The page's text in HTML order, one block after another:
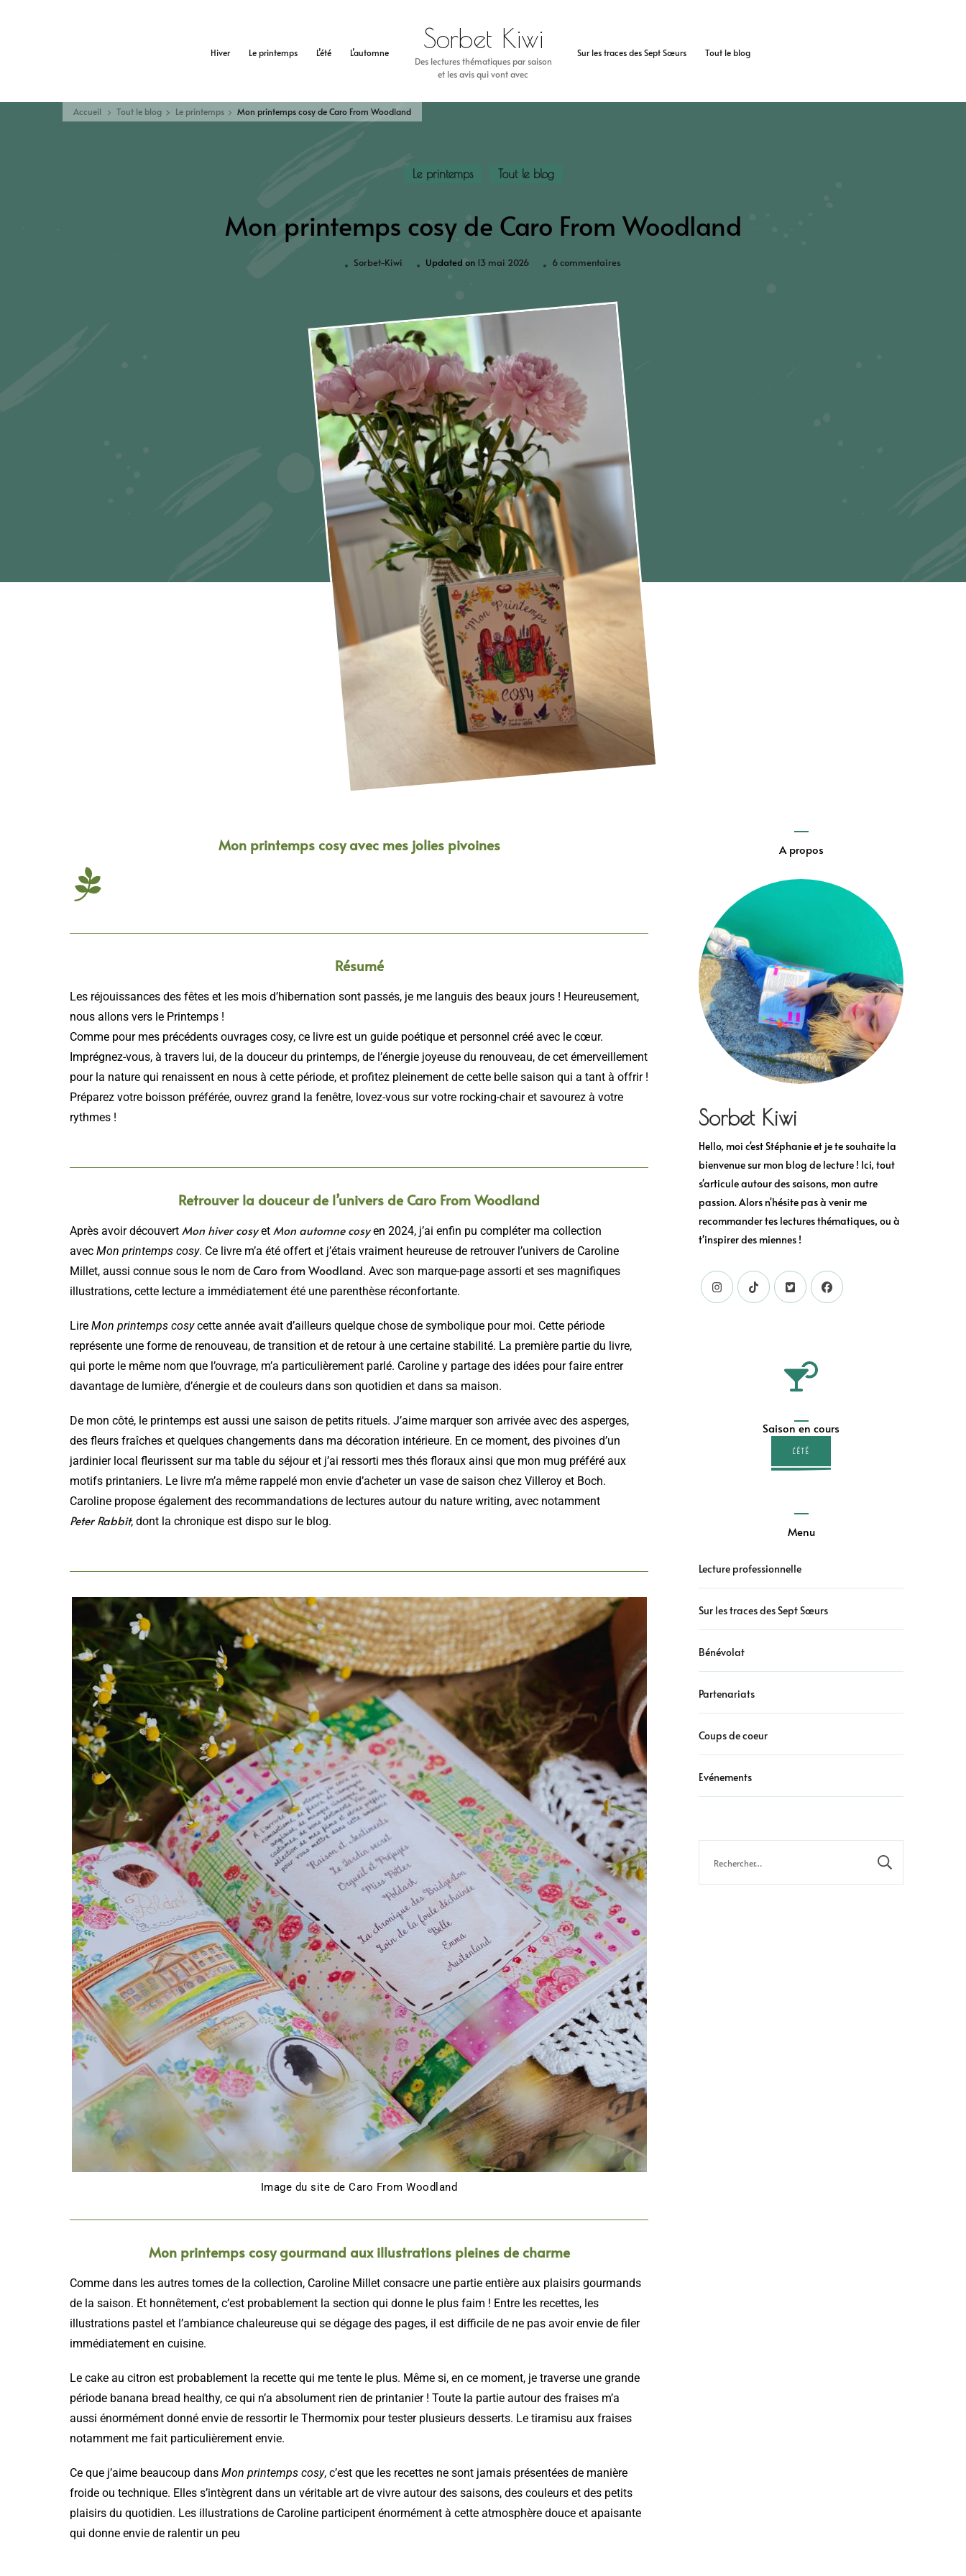
Hiver Le printemps L’été L’automne Sur les traces des Sept Sœurs Tout le blog
Sorbet Kiwi
Des lectures thématiques par saison
et les avis qui vont avec
Accueil Tout le blog Le printemps Mon printemps cosy de Caro From Woodland
Le printemps Tout le blog
Mon printemps cosy de Caro From Woodland
Sorbet-Kiwi Updated on 13 mai 2026 6 commentaires
Mon printemps cosy avec mes jolies pivoines
Résumé
Les réjouissances des fêtes et les mois d’hibernation sont passés, je me languis des beaux jours ! Heureusement,
nous allons vers le Printemps !
Comme pour mes précédents ouvrages cosy, ce livre est un guide poétique et personnel créé avec le cœur.
Imprégnez-vous, à travers lui, de la douceur du printemps, de l’énergie joyeuse du renouveau, de cet émerveillement
pour la nature qui renaissent en nous à cette période, et profitez pleinement de cette belle saison qui a tant à offrir !
Préparez votre boisson préférée, ouvrez grand la fenêtre, lovez-vous sur votre rocking-chair et savourez à votre
rythmes !
Retrouver la douceur de l’univers de Caro From Woodland
Après avoir découvert Mon hiver cosyet Mon automne cosyen 2024, j’ai enfin pu compléter ma collection
avec Mon printemps cosy. Ce livre m’a été offert et j’étais vraiment heureuse de retrouver l’univers de Caroline
Millet, aussi connue sous le nom de Caro from Woodland. Avec son marque-page assorti et ses magnifiques
illustrations, cette lecture a immédiatement été une parenthèse réconfortante.
Lire Mon printemps cosycette année avait d’ailleurs quelque chose de symbolique pour moi. Cette période
représente une forme de renouveau, de transition et de retour à une certaine stabilité. La première partie du livre,
qui porte le même nom que l’ouvrage, m’a particulièrement parlé. Caroline y partage des idées pour faire entrer
davantage de lumière, d’énergie et de couleurs dans son quotidien et dans sa maison.
De mon côté, le printemps est aussi une saison de petits rituels. J’aime marquer son arrivée avec des asperges,
des fleurs fraîches et quelques changements dans ma décoration intérieure. En ce moment, des pivoines d’un
jardinier local fleurissent sur ma table du séjour et j’ai ressorti mes thés floraux ainsi que mon mug préféré aux
motifs printaniers. Le livre m’a même rappelé mon envie d’acheter un vase de saison chez Villeroy et Boch.
Caroline propose également des recommandations de lectures autour du nature writing, avec notamment
Peter Rabbit, dont la chronique est dispo sur le blog.
Image du site de Caro From Woodland
Mon printemps cosy gourmand aux illustrations pleines de charme
Comme dans les autres tomes de la collection, Caroline Millet consacre une partie entière aux plaisirs gourmands
de la saison. Et honnêtement, c’est probablement la section qui donne le plus faim ! Entre les recettes, les
illustrations pastel et l’ambiance chaleureuse qui se dégage des pages, il est difficile de ne pas avoir envie de filer
immédiatement en cuisine.
Le cake au citron est probablement la recette qui me tente le plus. Même si, en ce moment, je traverse une grande
période banana bread healthy, ce qui n’a absolument rien de printanier ! Toute la partie autour des fraises m’a
aussi énormément donné envie de ressortir le Thermomix pour tester plusieurs desserts. Le tiramisu aux fraises
notamment me fait particulièrement envie.
Ce que j’aime beaucoup dans Mon printemps cosy, c’est que les recettes ne sont jamais présentées de manière
froide ou technique. Elles s’intègrent dans un véritable art de vivre autour des saisons, des couleurs et des petits
plaisirs du quotidien. Les illustrations de Caroline participent énormément à cette atmosphère douce et apaisante
qui donne envie de ralentir un peu
A propos
Sorbet Kiwi
Hello, moi c'est Stéphanie et je te souhaite la
bienvenue sur mon blog de lecture ! Ici, tout
s'articule autour des saisons, mon autre
passion. Alors n'hésite pas à venir me
recommander tes lectures thématiques, ou à
t'inspirer des miennes !
Saison en cours
L'ÉTÉ
Menu
Lecture professionnelle
Sur les traces des Sept Sœurs
Bénévolat
Partenariats
Coups de coeur
Evénements